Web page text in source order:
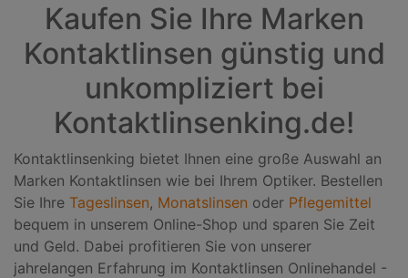
Kaufen Sie Ihre Marken
Kontaktlinsen günstig und
unkompliziert bei
Kontaktlinsenking.de!
Kontaktlinsenking bietet Ihnen eine große Auswahl an
Marken Kontaktlinsen wie bei Ihrem Optiker. Bestellen
Sie Ihre Tageslinsen, Monatslinsen oder Pflegemittel
bequem in unserem Online-Shop und sparen Sie Zeit
und Geld. Dabei profitieren Sie von unserer
jahrelangen Erfahrung im Kontaktlinsen Onlinehandel -